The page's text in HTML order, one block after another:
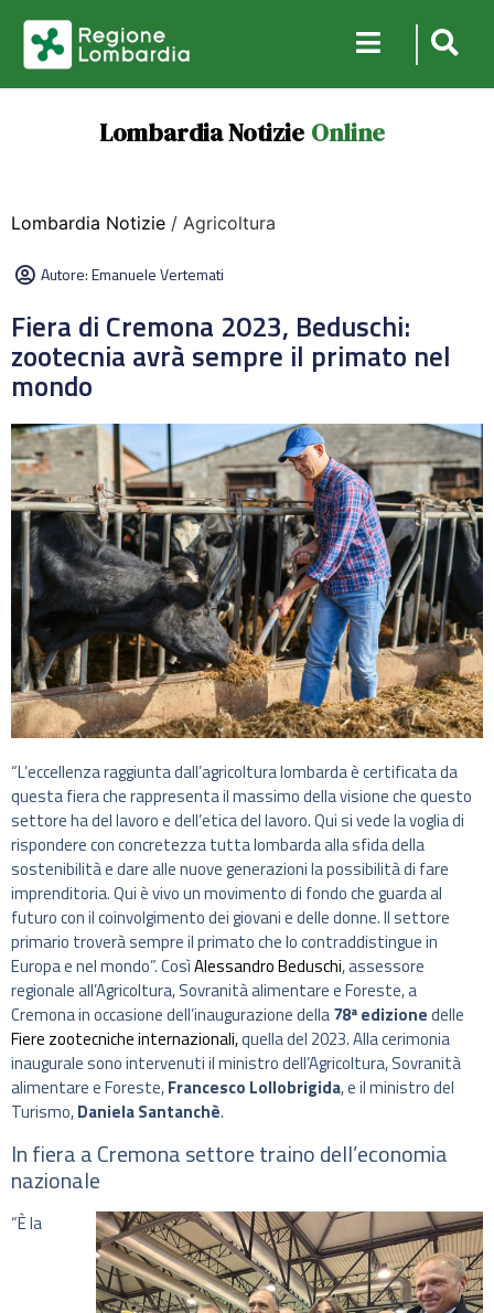
Lombardia Notizie Online
Lombardia Notizie / Agricoltura
Autore:Emanuele Vertemati
Fiera di Cremona 2023, Beduschi:
zootecnia avrà sempre il primato nel
mondo
“L’eccellenza raggiunta dall’agricoltura lombarda è certificata da
questa fiera che rappresenta il massimo della visione che questo
settore ha del lavoro e dell’etica del lavoro. Qui si vede la voglia di
rispondere con concretezza tutta lombarda alla sfida della
sostenibilità e dare alle nuove generazioni la possibilità di fare
imprenditoria. Qui è vivo un movimento di fondo che guarda al
futuro con il coinvolgimento dei giovani e delle donne. Il settore
primario troverà sempre il primato che lo contraddistingue in
Europa e nel mondo”. CosìAlessandro Beduschi, assessore
regionale all’Agricoltura, Sovranità alimentare e Foreste, a
Cremona in occasione dell’inaugurazione della78ª edizionedelle
Fiere zootecniche internazionali,quella del 2023. Alla cerimonia
inaugurale sono intervenuti il ministro dell’Agricoltura, Sovranità
alimentare e Foreste,Francesco Lollobrigida, e il ministro del
Turismo,Daniela Santanchè.
In fiera a Cremona settore traino dell’economia
nazionale
“È la